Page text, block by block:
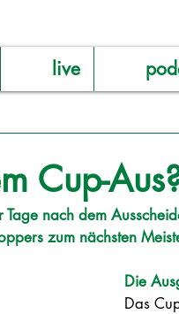
live
Cup-
nach dem
zum nächsten
Die
Das